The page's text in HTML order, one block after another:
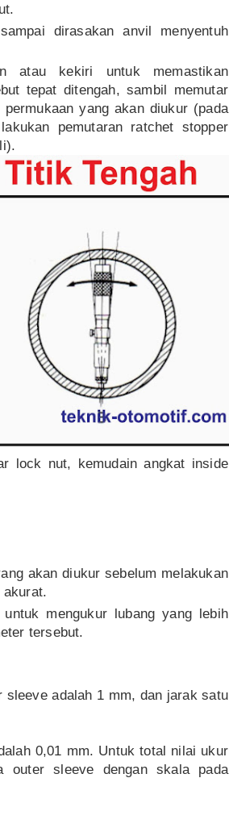
dirasakan anvil menyentuh
atau kekiri untuk memastikan
tepat ditengah, sambil memutar
yang akan diukur (pada
pemutaran ratchet stopper
lock nut, kemudain angkat inside
akan diukur sebelum melakukan
akurat.
mengukur lubang yang lebih
tersebut.
adalah 1 mm, dan jarak satu
0,01 mm. Untuk total nilai ukur
outer sleeve dengan skala pada